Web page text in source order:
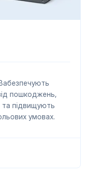
пошкоджень,
підвищують
умовах.